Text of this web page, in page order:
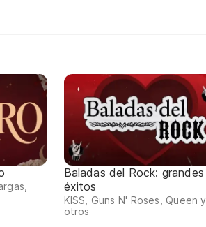
Baladas del Rock: grandes
éxitos
KISS, Guns N' Roses, Queen y
otros